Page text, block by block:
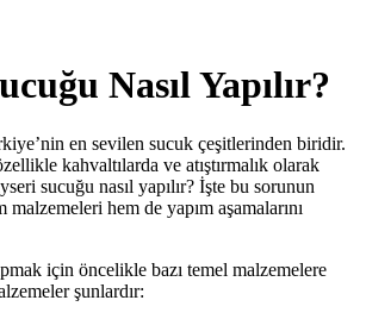
Nasıl Yapılır?
en sevilen sucuk çeşitlerinden biridir.
kahvaltılarda ve atıştırmalık olarak
sucuğu nasıl yapılır? İşte bu sorunun
malzemeleri hem de yapım aşamalarını
için öncelikle bazı temel malzemelere
şunlardır: